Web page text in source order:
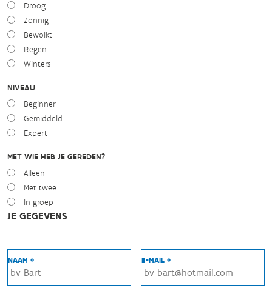
Droog
Zonnig
Bewolkt
Regen
Winters
NIVEAU
Beginner
Gemiddeld
Expert
MET WIE HEB JE GEREDEN?
Alleen
Met twee
In groep
JE GEGEVENS
NAAM * E-MAIL *